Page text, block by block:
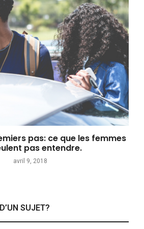
pas: ce que les femmes
pas entendre.
avril 9, 2018
SUJET?